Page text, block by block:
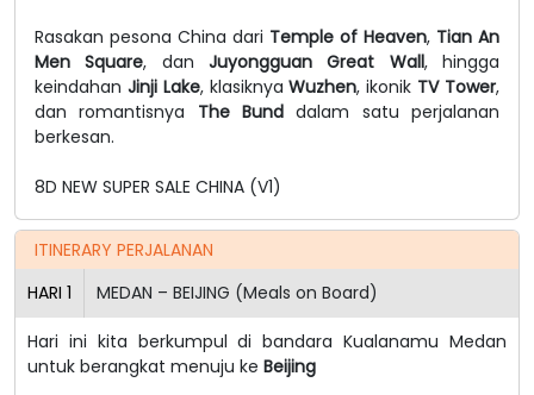
Rasakan pesona China dari Temple of Heaven, Tian An
Men Square, danJuyongguan Great Wall, hingga
keindahan Jinji Lake, klasiknyaWuzhen, ikonik TV Tower,
dan romantisnya The Bund dalam satu perjalanan
berkesan.
8D NEW SUPER SALE CHINA (V1)
ITINERARY PERJALANAN
HARI 1 MEDAN – BEIJING (Meals on Board)
Hari ini kita berkumpul di bandara Kualanamu Medan
untuk berangkat menuju ke Beijing